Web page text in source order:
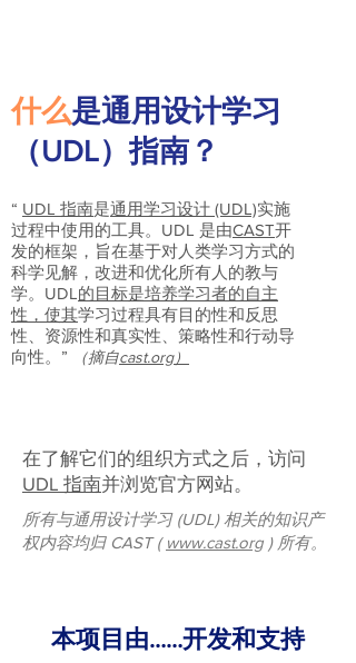
什么是通用设计学习
（UDL）指南？
“ UDL 指南是通用学习设计 (UDL)实施
过程中使用的工具。UDL 是由CAST开
发的框架，旨在基于对人类学习方式的
科学见解，改进和优化所有人的教与
学。UDL 的目标是培养学习者的自主
性，使其学习过程具有目的性和反思
性、资源性和真实性、策略性和行动导
向性。”
（摘自cast.org）
在了解它们的组织方式之后，访问
UDL 指南并浏览官方网站。
所有与通用设计学习 (UDL) 相关的知识产
权内容均归 CAST ( www.cast.org ) 所有。
本项目由……开发和支持